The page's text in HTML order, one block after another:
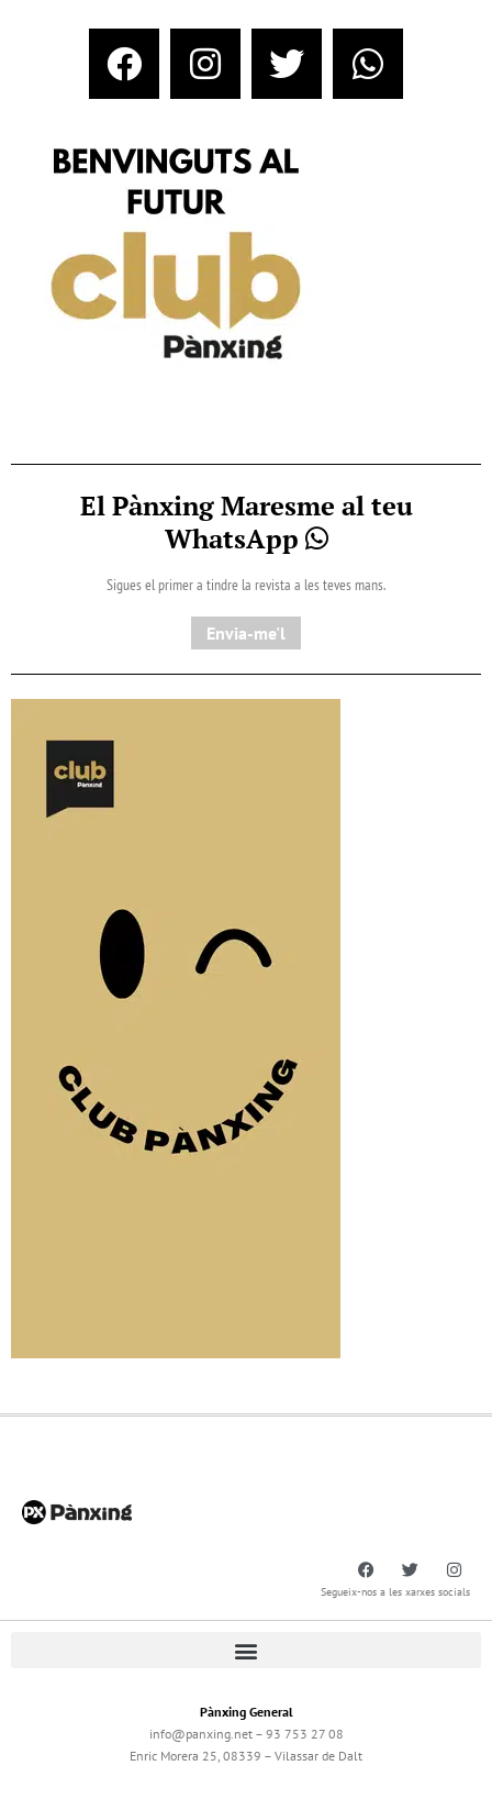
El Pànxing Maresme al teu
WhatsApp
Sigues el primer a tindre la revista a les teves mans.
Envia-me'l
Segueix-nos a les xarxes socials
Pànxing General
info@panxing.net – 93 753 27 08
Enric Morera 25, 08339 – Vilassar de Dalt